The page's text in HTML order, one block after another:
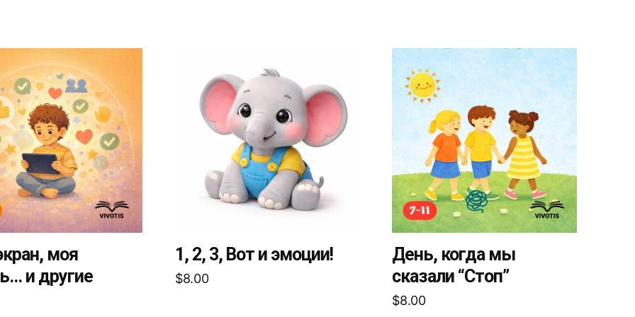
моя
и другие
1, 2, 3, Вот и эмоции!
$8.00
имеет
несколько
вариаций.
можно
выбрать
товара.
День, когда мы
сказали “Стоп”
$8.00
товар
имеет
несколько
вариаций.
можно
выбрать
на
странице
товара.